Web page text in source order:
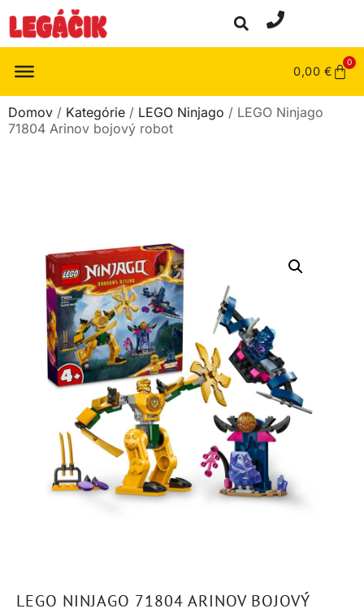
0,00 €
0
Domov / Kategórie / LEGO Ninjago / LEGO Ninjago
71804 Arinov bojový robot
LEGO NINJAGO 71804 ARINOV BOJOVÝ